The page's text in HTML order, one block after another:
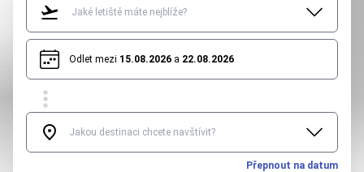
Odlet mezi 15.08.2026 a 22.08.2026
Přepnout na datum